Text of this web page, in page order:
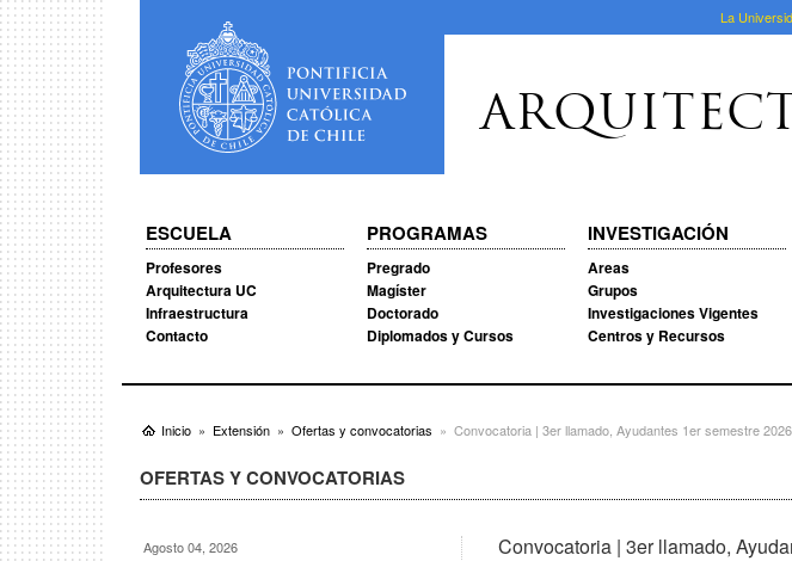
La
ESCUELA
Profesores
Arquitectura UC
Infraestructura
Contacto
PROGRAMAS
Pregrado
Magíster
Doctorado
Diplomados y Cursos
INVESTIGACIÓN
Areas
Grupos
Investigaciones Vigentes
Centros y Recursos
Inicio Extensión Ofertas y convocatorias Convocatoria | 3er llamado, Ayudantes 1er semestre 2026
OFERTAS Y CONVOCATORIAS
Convocatoria | 3er llamado,
Agosto 04, 2026